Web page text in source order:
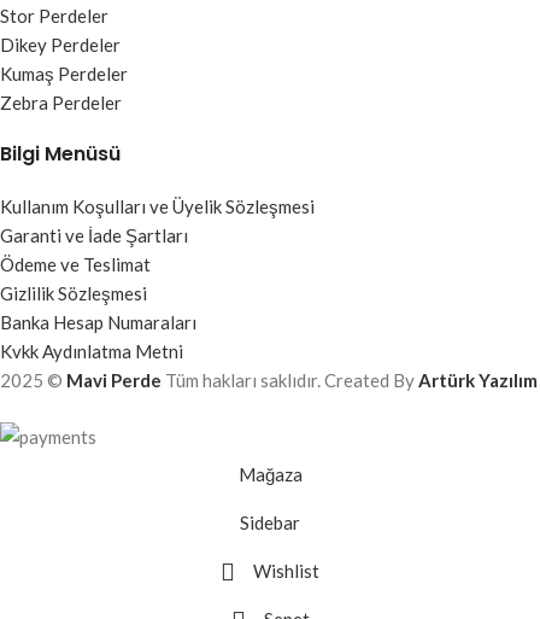
Stor Perdeler
Dikey Perdeler
Kumaş Perdeler
Zebra Perdeler
Bilgi Menüsü
Kullanım Koşulları ve Üyelik Sözleşmesi
Garanti ve İade Şartları
Ödeme ve Teslimat
Gizlilik Sözleşmesi
Banka Hesap Numaraları
Kvkk Aydınlatma Metni
2025 © Mavi Perde Tüm hakları saklıdır. Created ByArtürk Yazılım
Mağaza
Sidebar
Wishlist